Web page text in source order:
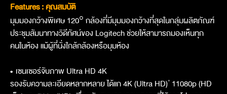
Features : คุณสมบัติ
มุมมองกว้างพิเศษ 120° กล้องที่มีมุมมองกว้างที่สุดในกลุ่มผลิตภัณฑ์
ประชุมสัมนาทางวิดีทัศน์ของ Logitech ช่วยให้สามารถมองเห็นทุก
คนในห้อง แม้ผู้ที่นั่งใกล้กล้องหรือมุมห้อง
• เซนเซอร์จับภาพ Ultra HD 4K
รองรับความละเอียดหลากหลาย ได้แก 4K (Ultra HD) ่ 11080p (HD